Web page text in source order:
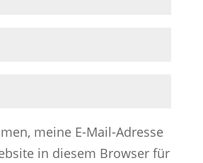
meine E-Mail-Adresse
in diesem Browser für